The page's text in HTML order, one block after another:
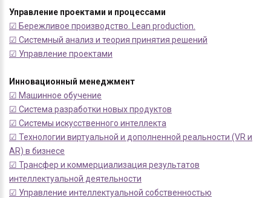
Управление проектами и процессами
☑ Бережливое производство. Lean production.
☑ Системный анализ и теория принятия решений
☑ Управление проектами
Инновационный менеджмент
☑ Машинное обучение
☑ Система разработки новых продуктов
☑ Системы искусственного интеллекта
☑ Технологии виртуальной и дополненной реальности (VR и
AR) в бизнесе
☑ Трансфер и коммерциализация результатов
интеллектуальной деятельности
☑ Управление интеллектуальной собственностью